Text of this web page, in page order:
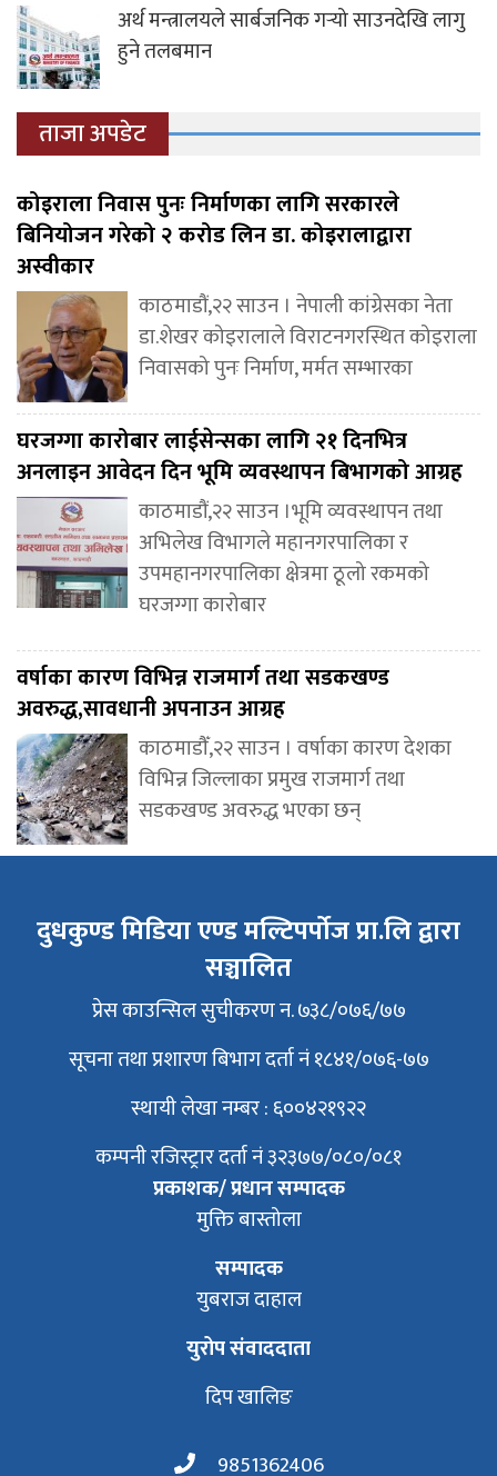
अर्थ मन्त्रालयले सार्बजनिक गर्‍यो साउनदेखि लागु
हुने तलबमान
ताजा अपडेट
कोइराला निवास पुनः निर्माणका लागि सरकारले
बिनियोजन गरेको २ करोड लिन डा. कोइरालाद्वारा
अस्वीकार
काठमाडौं,२२ साउन । नेपाली कांग्रेसका नेता
डा.शेखर कोइरालाले विराटनगरस्थित कोइराला
निवासको पुनः निर्माण, मर्मत सम्भारका
घरजग्गा कारोबार लाईसेन्सका लागि २१ दिनभित्र
अनलाइन आवेदन दिन भूमि व्यवस्थापन बिभागको आग्रह
काठमाडौं,२२ साउन ।भूमि व्यवस्थापन तथा
अभिलेख विभागले महानगरपालिका र
उपमहानगरपालिका क्षेत्रमा ठूलो रकमको
घरजग्गा कारोबार
वर्षाका कारण विभिन्न राजमार्ग तथा सडकखण्ड
अवरुद्ध,सावधानी अपनाउन आग्रह
काठमाडौँ,२२ साउन । वर्षाका कारण देशका
विभिन्न जिल्लाका प्रमुख राजमार्ग तथा
सडकखण्ड अवरुद्ध भएका छन्
दुधकुण्ड मिडिया एण्ड मल्टिपर्पोज प्रा.लि द्वारा
सञ्चालित
प्रेस काउन्सिल सुचीकरण न. ७३८/०७६/७७
सूचना तथा प्रशारण बिभाग दर्ता नं १८४१/०७६-७७
स्थायी लेखा नम्बर : ६००४२१९२२
कम्पनी रजिस्ट्रार दर्ता नं ३२३७७/०८०/०८१
प्रकाशक/ प्रधान सम्पादक
मुक्ति बास्तोला
सम्पादक
युबराज दाहाल
युरोप संवाददाता
दिप खालिङ
9851362406